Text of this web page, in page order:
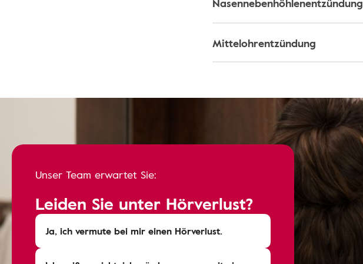
Mittelohrentzündung
Unser Team erwartet Sie:
Leiden Sie unter Hörverlust?
Ja, ich vermute bei mir einen Hörverlust.